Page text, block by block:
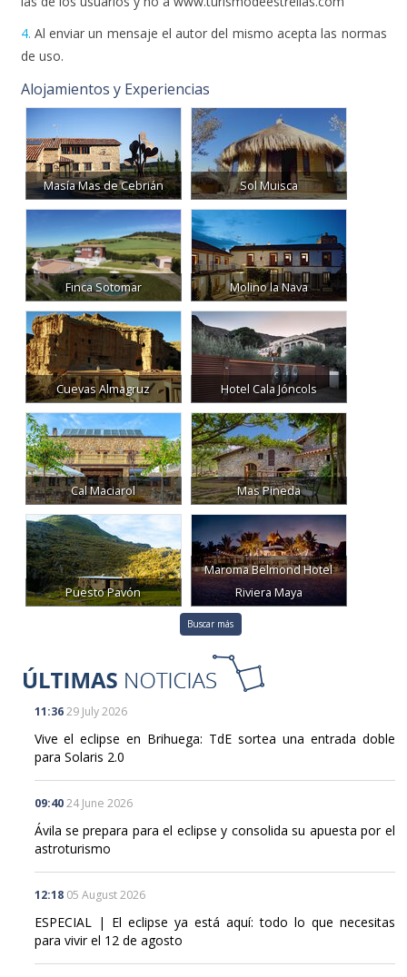
4. Al enviar un mensaje el autor del mismo acepta las normas
de uso.
Alojamientos y Experiencias
Masía Mas de Cebrián Sol Muisca
Finca Sotomar Molino la Nava
Cuevas Almagruz Hotel Cala Jóncols
Cal Maciarol Mas Pineda
Puesto Pavón
Maroma Belmond Hotel
Riviera Maya
Buscar más
11:36 29 July 2026
Vive el eclipse en Brihuega: TdE sortea una entrada doble
para Solaris 2.0
09:40 24 June 2026
Ávila se prepara para el eclipse y consolida su apuesta por el
astroturismo
12:18 05 August 2026
ESPECIAL | El eclipse ya está aquí: todo lo que necesitas
para vivir el 12 de agosto